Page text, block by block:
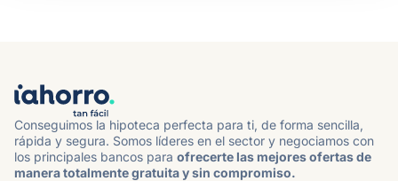
Conseguimos la hipoteca perfecta para ti, de forma sencilla,
rápida y segura. Somos líderes en el sector y negociamos con
los principales bancos para ofrecerte las mejores ofertas de
manera totalmente gratuita y sin compromiso.